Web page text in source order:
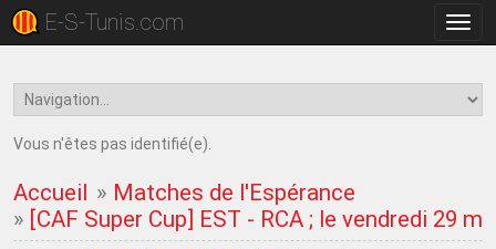
la
E-S-Tunis.com
Vous n'êtes pas identifié(e).
Accueil » Matches de l'Espérance
» [CAF Super Cup] EST - RCA ; le vendredi 29